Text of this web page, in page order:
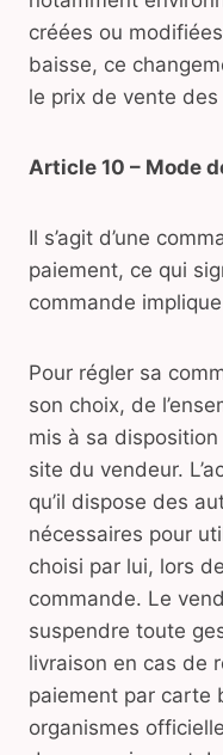
créées ou
baisse, ce
le prix de vente
Article 10 – Mode
Il s’agit d’une
paiement, ce qui
commande
Pour régler sa
son choix, de
mis à sa
site du vendeur.
qu’il dispose des
nécessaires pour
choisi par lui, lors
commande. Le
suspendre toute
livraison en cas de
paiement par carte
organismes